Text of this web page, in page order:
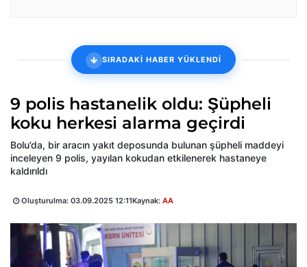
SIRADAKİ HABER YÜKLENDİ
9 polis hastanelik oldu: Şüpheli
koku herkesi alarma geçirdi
Bolu’da, bir aracın yakıt deposunda bulunan şüpheli maddeyi
inceleyen 9 polis, yayılan kokudan etkilenerek hastaneye
kaldırıldı
Oluşturulma: 03.09.2025 12:11Kaynak: AA